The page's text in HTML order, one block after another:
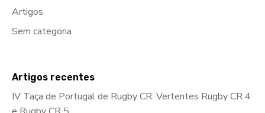
Artigos
Sem categoria
Artigos recentes
IV Taça de Portugal de Rugby CR: Vertentes Rugby CR 4